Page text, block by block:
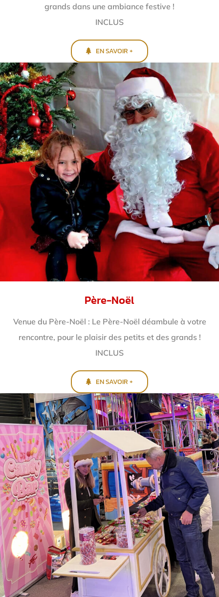
grands dans une ambiance festive !
INCLUS
EN SAVOIR +
Père-Noël
Venue du Père-Noël : Le Père-Noël déambule à votre
rencontre, pour le plaisir des petits et des grands !
INCLUS
EN SAVOIR +